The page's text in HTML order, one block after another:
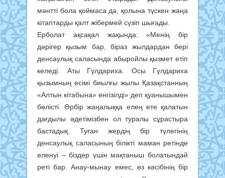
мәнтті бола қоймаса да, қолына түскен жаңа
кітаптарды қалт жібермей сүзіп шығады.
Ерболат ақсақал жақында: «Менің бір
дәрігер қызым бар, біраз жылдардан бері
денсаулық саласында абыройлы қызмет етіп
келеді. Аты Гүлдариха. Осы Гүлдариха
қызымның есімі биылғы жылы Қазақстанның
«Алтын кітабына» енгізілді» деп қуанышымен
бөлісті. Әрбір жаңалыққа елең ете қалатын
дағдылы әдетімізбен ол туралы сұрастыра
бастадық. Туған жердің бір түлегінің
денсаулық саласының білікті маман ретінде
еленуі – біздер үшін мақтаныш болатындай
реті бар. Анау-мынау емес, өз кәсібінің бір